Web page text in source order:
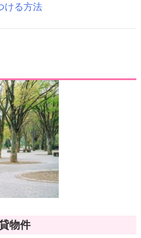
ける方法
物件